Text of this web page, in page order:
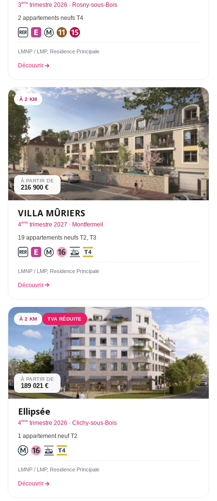
3ème trimestre 2026 · Rosny-sous-Bois
2 appartements neufs T4
LMNP / LMP, Residence Principale
Découvrir
À 2 KM
À PARTIR DE
216 900 €
VILLA MÛRIERS
4ème trimestre 2027 · Montfermeil
19 appartements neufs T2, T3
LMNP / LMP, Residence Principale
Découvrir
À 2 KM TVA RÉDUITE
À PARTIR DE
189 021 €
Ellipsée
4ème trimestre 2026 · Clichy-sous-Bois
1 appartement neuf T2
LMNP / LMP, Residence Principale
Découvrir